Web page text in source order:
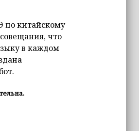
по китайскому
что
в каждом